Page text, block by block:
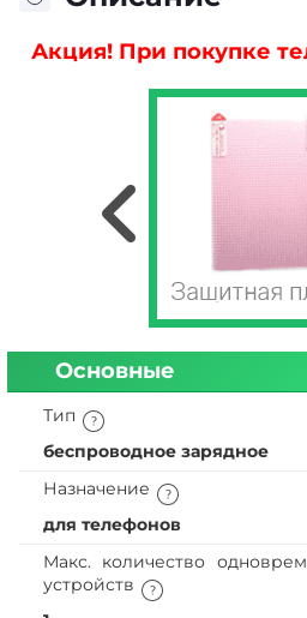
Акция! При покупке
Основные
Тип
беспроводное зарядное
Назначение
для телефонов
Макс. количество
устройств